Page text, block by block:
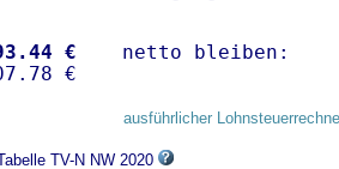
€
netto
ausführlicher
TV-N NW 2020